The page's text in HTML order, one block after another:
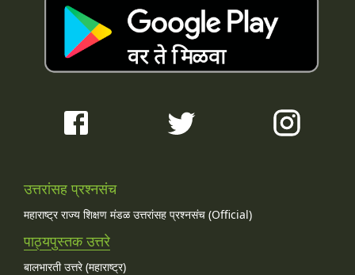
उत्तरांसह प्रश्नसंच
महाराष्ट्र राज्य शिक्षण मंडळ उत्तरांसह प्रश्नसंच (Official)
पाठ्यपुस्तक उत्तरे
बालभारती उत्तरे (महाराष्ट्र)